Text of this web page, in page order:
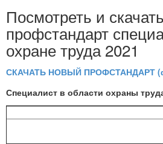
Посмотреть и
профстандарт
охране труда 2021
СКАЧАТЬ НОВЫЙ ПРОФСТАНДАРТ
Специалист в области охраны